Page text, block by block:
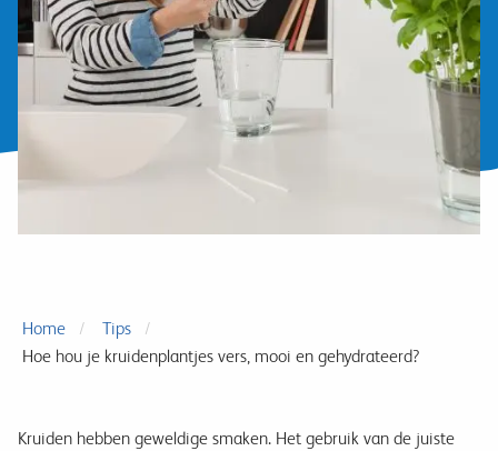
Home
Tips
Hoe hou je kruidenplantjes vers, mooi en gehydrateerd?
Kruiden hebben geweldige smaken. Het gebruik van de juiste